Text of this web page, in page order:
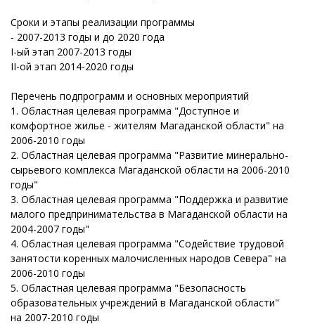
Сроки и этапы реализации программы
- 2007-2013 годы и до 2020 года
I-ый этап 2007-2013 годы
II-ой этап 2014-2020 годы
Перечень подпрограмм и основных мероприятий
1. Областная целевая программа "Доступное и
комфортное жилье - жителям Магаданской области" на
2006-2010 годы
2. Областная целевая программа "Развитие минерально-
сырьевого комплекса Магаданской области на 2006-2010
годы"
3. Областная целевая программа "Поддержка и развитие
малого предпринимательства в Магаданской области на
2004-2007 годы"
4. Областная целевая программа "Содействие трудовой
занятости коренных малочисленных народов Севера" на
2006-2010 годы
5. Областная целевая программа "Безопасность
образовательных учреждений в Магаданской области"
на 2007-2010 годы